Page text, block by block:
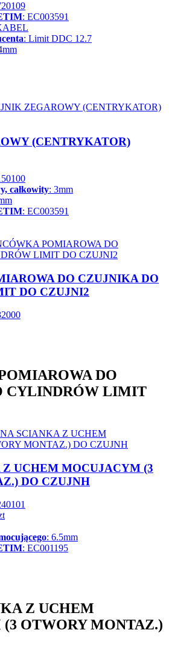
: EC003591
: Limit DDC 12.7
(CENTRYKATOR)
całkowity: 3mm
: EC003591
DO CZUJNIKA DO
DO CZUJNI2
DO
CYLINDRÓW LIMIT
UCHEM MOCUJACYM (3
DO CZUJNH
: 6.5mm
: EC001195
Z UCHEM
OTWORY MONTAZ.)